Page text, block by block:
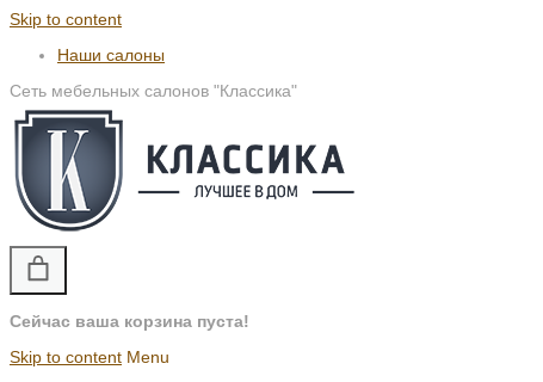
Skip to content
Наши салоны
Сеть мебельных салонов "Классика"
Сейчас ваша корзина пуста!
Skip to content Menu